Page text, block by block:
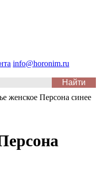
info@horonim.ru
женское Персона синее